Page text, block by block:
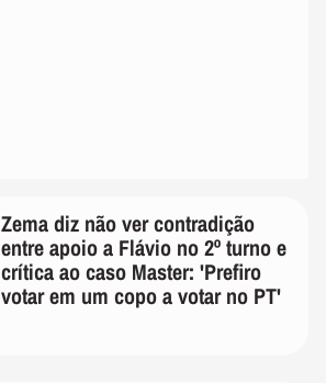
Zema diz não ver contradição
entre apoio a Flávio no 2º turno e
crítica ao caso Master: 'Prefiro
votar em um copo a votar no PT'